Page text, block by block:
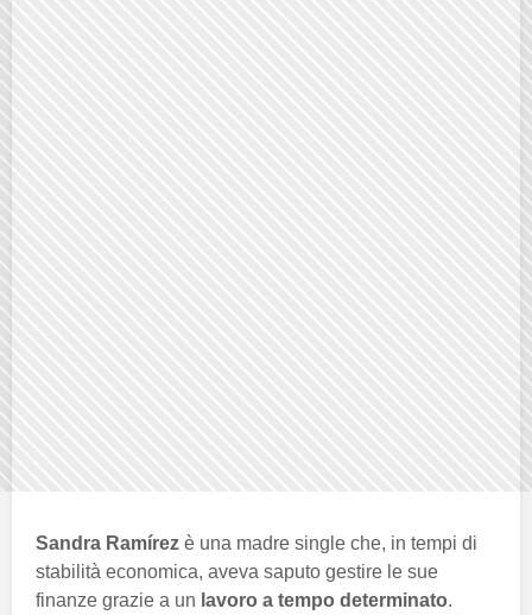
Sandra Ramírez è una madre single che, in tempi di
stabilità economica, aveva saputo gestire le sue
finanze grazie a un lavoro a tempo determinato.